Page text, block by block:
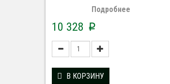
Подробнее
10 328 p
В КОРЗИНУ